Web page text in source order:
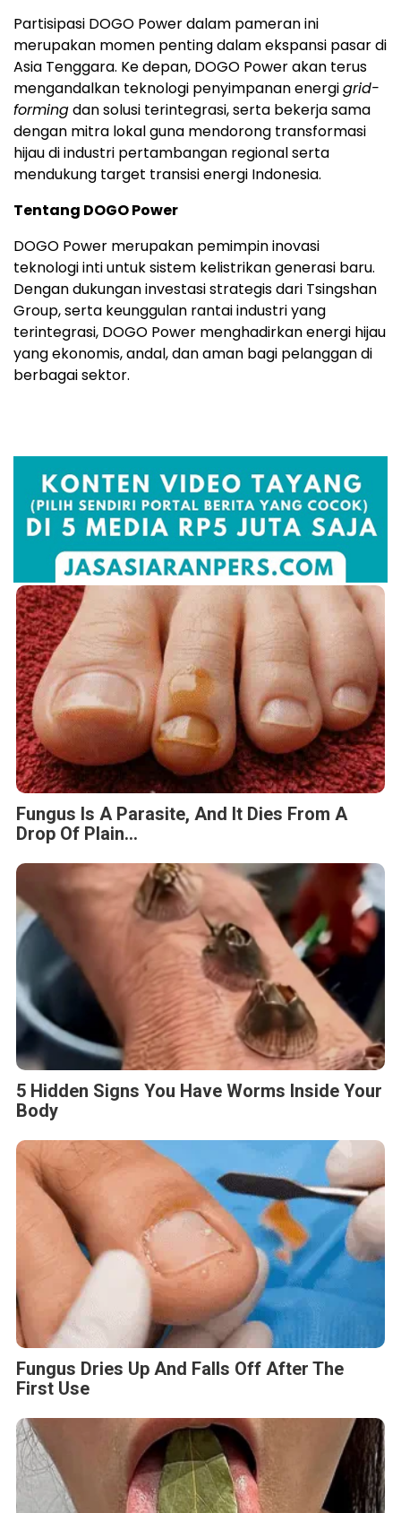
Partisipasi DOGO Power dalam pameran ini
merupakan momen penting dalam ekspansi pasar di
Asia Tenggara. Ke depan, DOGO Power akan terus
mengandalkan teknologi penyimpanan energigrid-
formingdan solusi terintegrasi, serta bekerja sama
dengan mitra lokal guna mendorong transformasi
hijau di industri pertambangan regional serta
mendukung target transisi energi Indonesia.
Tentang DOGO Power
DOGO Power merupakan pemimpin inovasi
teknologi inti untuk sistem kelistrikan generasi baru.
Dengan dukungan investasi strategis dari Tsingshan
Group, serta keunggulan rantai industri yang
terintegrasi, DOGO Power menghadirkan energi hijau
yang ekonomis, andal, dan aman bagi pelanggan di
berbagai sektor.
Fungus Is A Parasite, And It Dies From A
Drop Of Plain...
5 Hidden Signs You Have Worms Inside Your
Body
Fungus Dries Up And Falls Off After The
First Use